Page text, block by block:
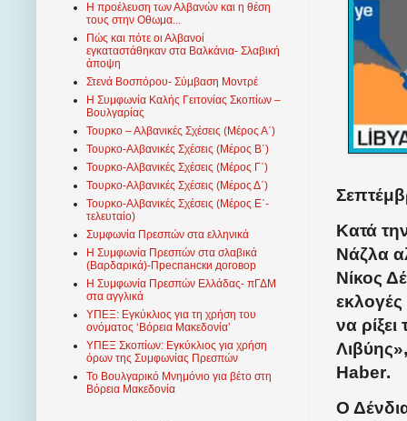
Κατά
Νάζλα
Νίκος
να
Haber.
Ο
Η προέλευση των Αλβανών και η θέση
τους στην Οθωμα...
Πώς και πότε οι Αλβανοί
εγκαταστάθηκαν στα Βαλκάνια- Σλαβική
άποψη
Στενά Βοσπόρου- Σύμβαση Μοντρέ
Η Συμφωνία Καλής Γειτονίας Σκοπίων –
Βουλγαρίας
Τουρκο – Αλβανικές Σχέσεις (Mέρος Α΄)
Τουρκο-Αλβανικές Σχέσεις (Μέρος Β΄)
Τουρκο-Αλβανικές Σχέσεις (Μέρος Γ΄)
Τουρκο-Αλβανικές Σχέσεις (Μέρος Δ΄)
Τουρκο-Αλβανικές Σχέσεις (Μέρος Ε΄-
τελευταίο)
Συμφωνία Πρεσπών στα ελληνικά
Η Συμφωνία Πρεσπών στα σλαβικά
(Βαρδαρικά)-Преспански договор
Η Συμφωνία Πρεσπών Ελλάδας- πΓΔΜ
στα αγγλικά
ΥΠΕΞ: Εγκύκλιος για τη χρήση του
ονόματος ‘Βόρεια Μακεδονία’
ΥΠΕΞ Σκοπίων: Εγκύκλιος για χρήση
όρων της Συμφωνίας Πρεσπών
Το Βουλγαρικό Μνημόνιο για βέτο στη
Βόρεια Μακεδονία